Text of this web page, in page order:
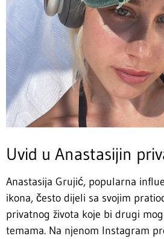
Uvid u Anastasijin
Anastasija Grujić, popularna
ikona, često dijeli sa svojim
privatnog života koje bi drugi
temama. Na njenom Instagram